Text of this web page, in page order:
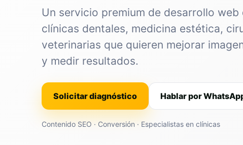
Un servicio premium de desarrollo web
clínicas dentales, medicina estética,
veterinarias que quieren mejorar
y medir resultados.
Solicitar diagnóstico Hablar por
Contenido SEO · Conversión · Especialistas en clínicas